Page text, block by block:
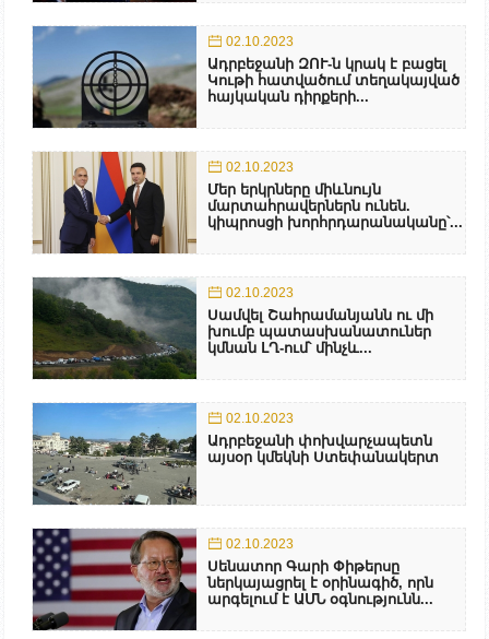
02.10.2023
Ադրբեջանի ԶՈՒ-ն կրակ է բացել
Կութի հատվածում տեղակայված
հայկական դիրքերի...
02.10.2023
Մեր երկրները միևնույն
մարտահրավերներն ունեն.
կիպրոսցի խորհրդարանականը՝...
02.10.2023
Սամվել Շահրամանյանն ու մի
խումբ պատասխանատուներ
կմնան ԼՂ-ում՝ մինչև...
02.10.2023
Ադրբեջանի փոխվարչապետն
այսօր կմեկնի Ստեփանակերտ
02.10.2023
Սենատոր Գարի Փիթերսը
ներկայացրել է օրինագիծ, որն
արգելում է ԱՄՆ օգնությունն...